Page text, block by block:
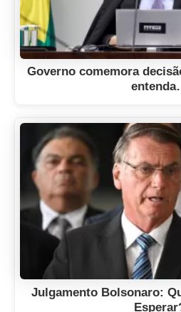
Governo comemora
Julgamento Bolsonaro: